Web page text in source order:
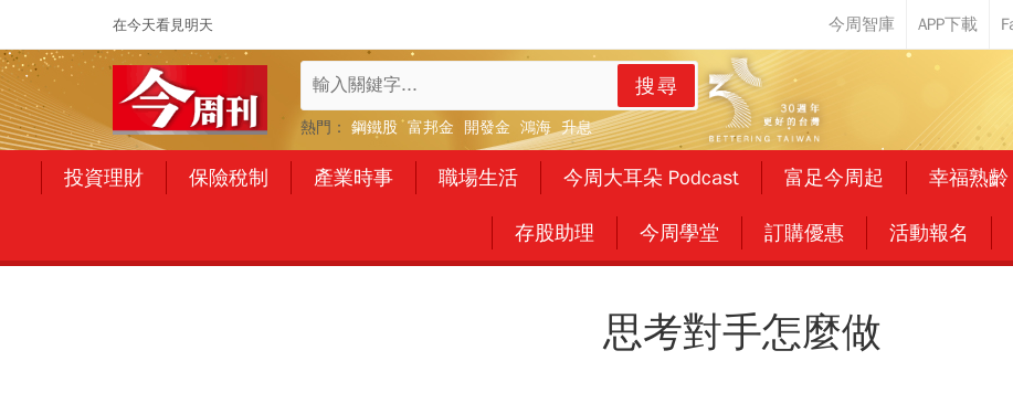
在今天看見明天
搜尋
熱門： 鋼鐵股 富邦金 開發金 鴻海 升息
投資理財 保險稅制 產業時事 職場生活 今周大耳朵 Podcast 富足今周起 幸福熟齡
存股助理 今周學堂 訂購優惠 活動報名
思考對手怎麼做